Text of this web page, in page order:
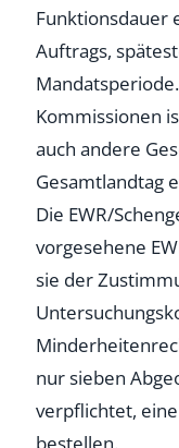
Funktionsdauer
Auftrags,
Kommissionen
auch andere
Gesamtlandtag
Die EWR/
vorgesehene
sie der
nur sieben
verpflichtet,